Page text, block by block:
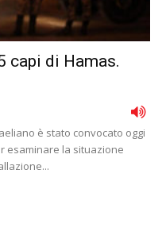
capi di Hamas.
è stato convocato oggi
esaminare la situazione